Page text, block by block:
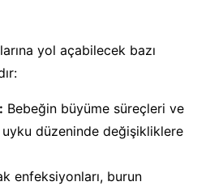
yol açabilecek bazı
Bebeğin büyüme süreçleri ve
uyku düzeninde değişikliklere
enfeksiyonları, burun